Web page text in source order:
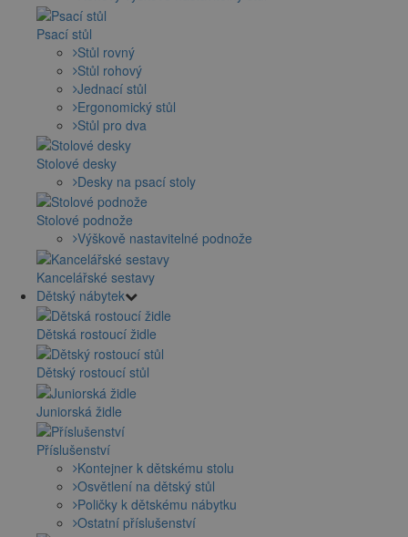
Psací stůl
Stůl rovný
Stůl rohový
Jednací stůl
Ergonomický stůl
Stůl pro dva
Stolové desky
Desky na psací stoly
Stolové podnože
Výškově nastavitelné podnože
Kancelářské sestavy
Dětský nábytek
Dětská rostoucí židle
Dětský rostoucí stůl
Juniorská židle
Příslušenství
Kontejner k dětskému stolu
Osvětlení na dětský stůl
Poličky k dětskému nábytku
Ostatní příslušenství